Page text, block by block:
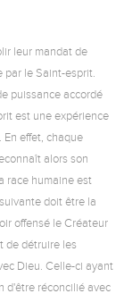
leur mandat de
par le Saint-esprit.
puissance accordé
est une expérience
effet, chaque
alors son
race humaine est
doit être la
offensé le Créateur
de détruire les
Dieu. Celle-ci ayant
d'être réconcilié avec